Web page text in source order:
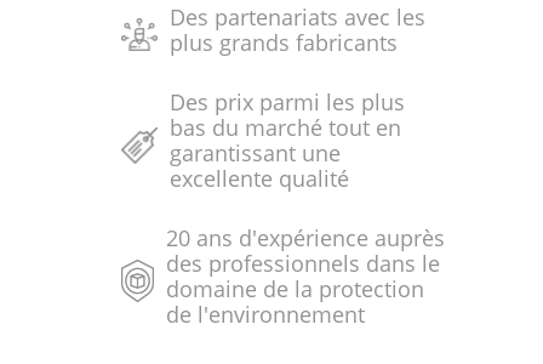
Des partenariats avec les
plus grands fabricants
Des prix parmi les plus
bas du marché tout en
garantissant une
excellente qualité
20 ans d'expérience auprès
des professionnels dans le
domaine de la protection
de l'environnement